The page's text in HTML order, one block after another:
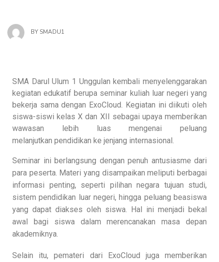
BY SMADU1
SMA Darul Ulum 1 Unggulan kembali menyelenggarakan
kegiatan edukatif berupa seminar kuliah luar negeri yang
bekerja sama dengan ExoCloud. Kegiatan ini diikuti oleh
siswa-siswi kelas X dan XII sebagai upaya memberikan
wawasan lebih luas mengenai peluang
melanjutkan pendidikan ke jenjang internasional.
Seminar ini berlangsung dengan penuh antusiasme dari
para peserta. Materi yang disampaikan meliputi berbagai
informasi penting, seperti pilihan negara tujuan studi,
sistem pendidikan luar negeri, hingga peluang beasiswa
yang dapat diakses oleh siswa. Hal ini menjadi bekal
awal bagi siswa dalam merencanakan masa depan
akademiknya.
Selain itu, pemateri dari ExoCloud juga memberikan